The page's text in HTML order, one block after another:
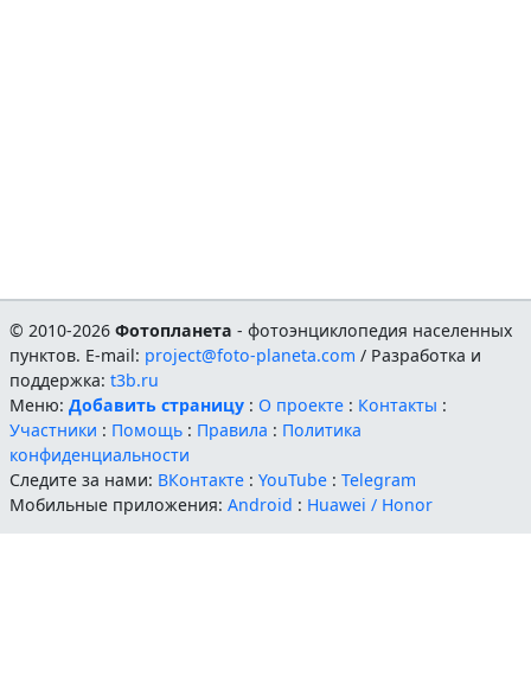
© 2010-2026Фотопланета - фотоэнциклопедия населенных
пунктов. E-mail: project@foto-planeta.com / Разработка и
поддержка:t3b.ru
Меню:Добавить страницу : О проекте : Контакты :
Участники : Помощь : Правила : Политика
конфиденциальности
Следите за нами: ВКонтакте :YouTube :Telegram
Мобильные приложения:Android : Huawei / Honor